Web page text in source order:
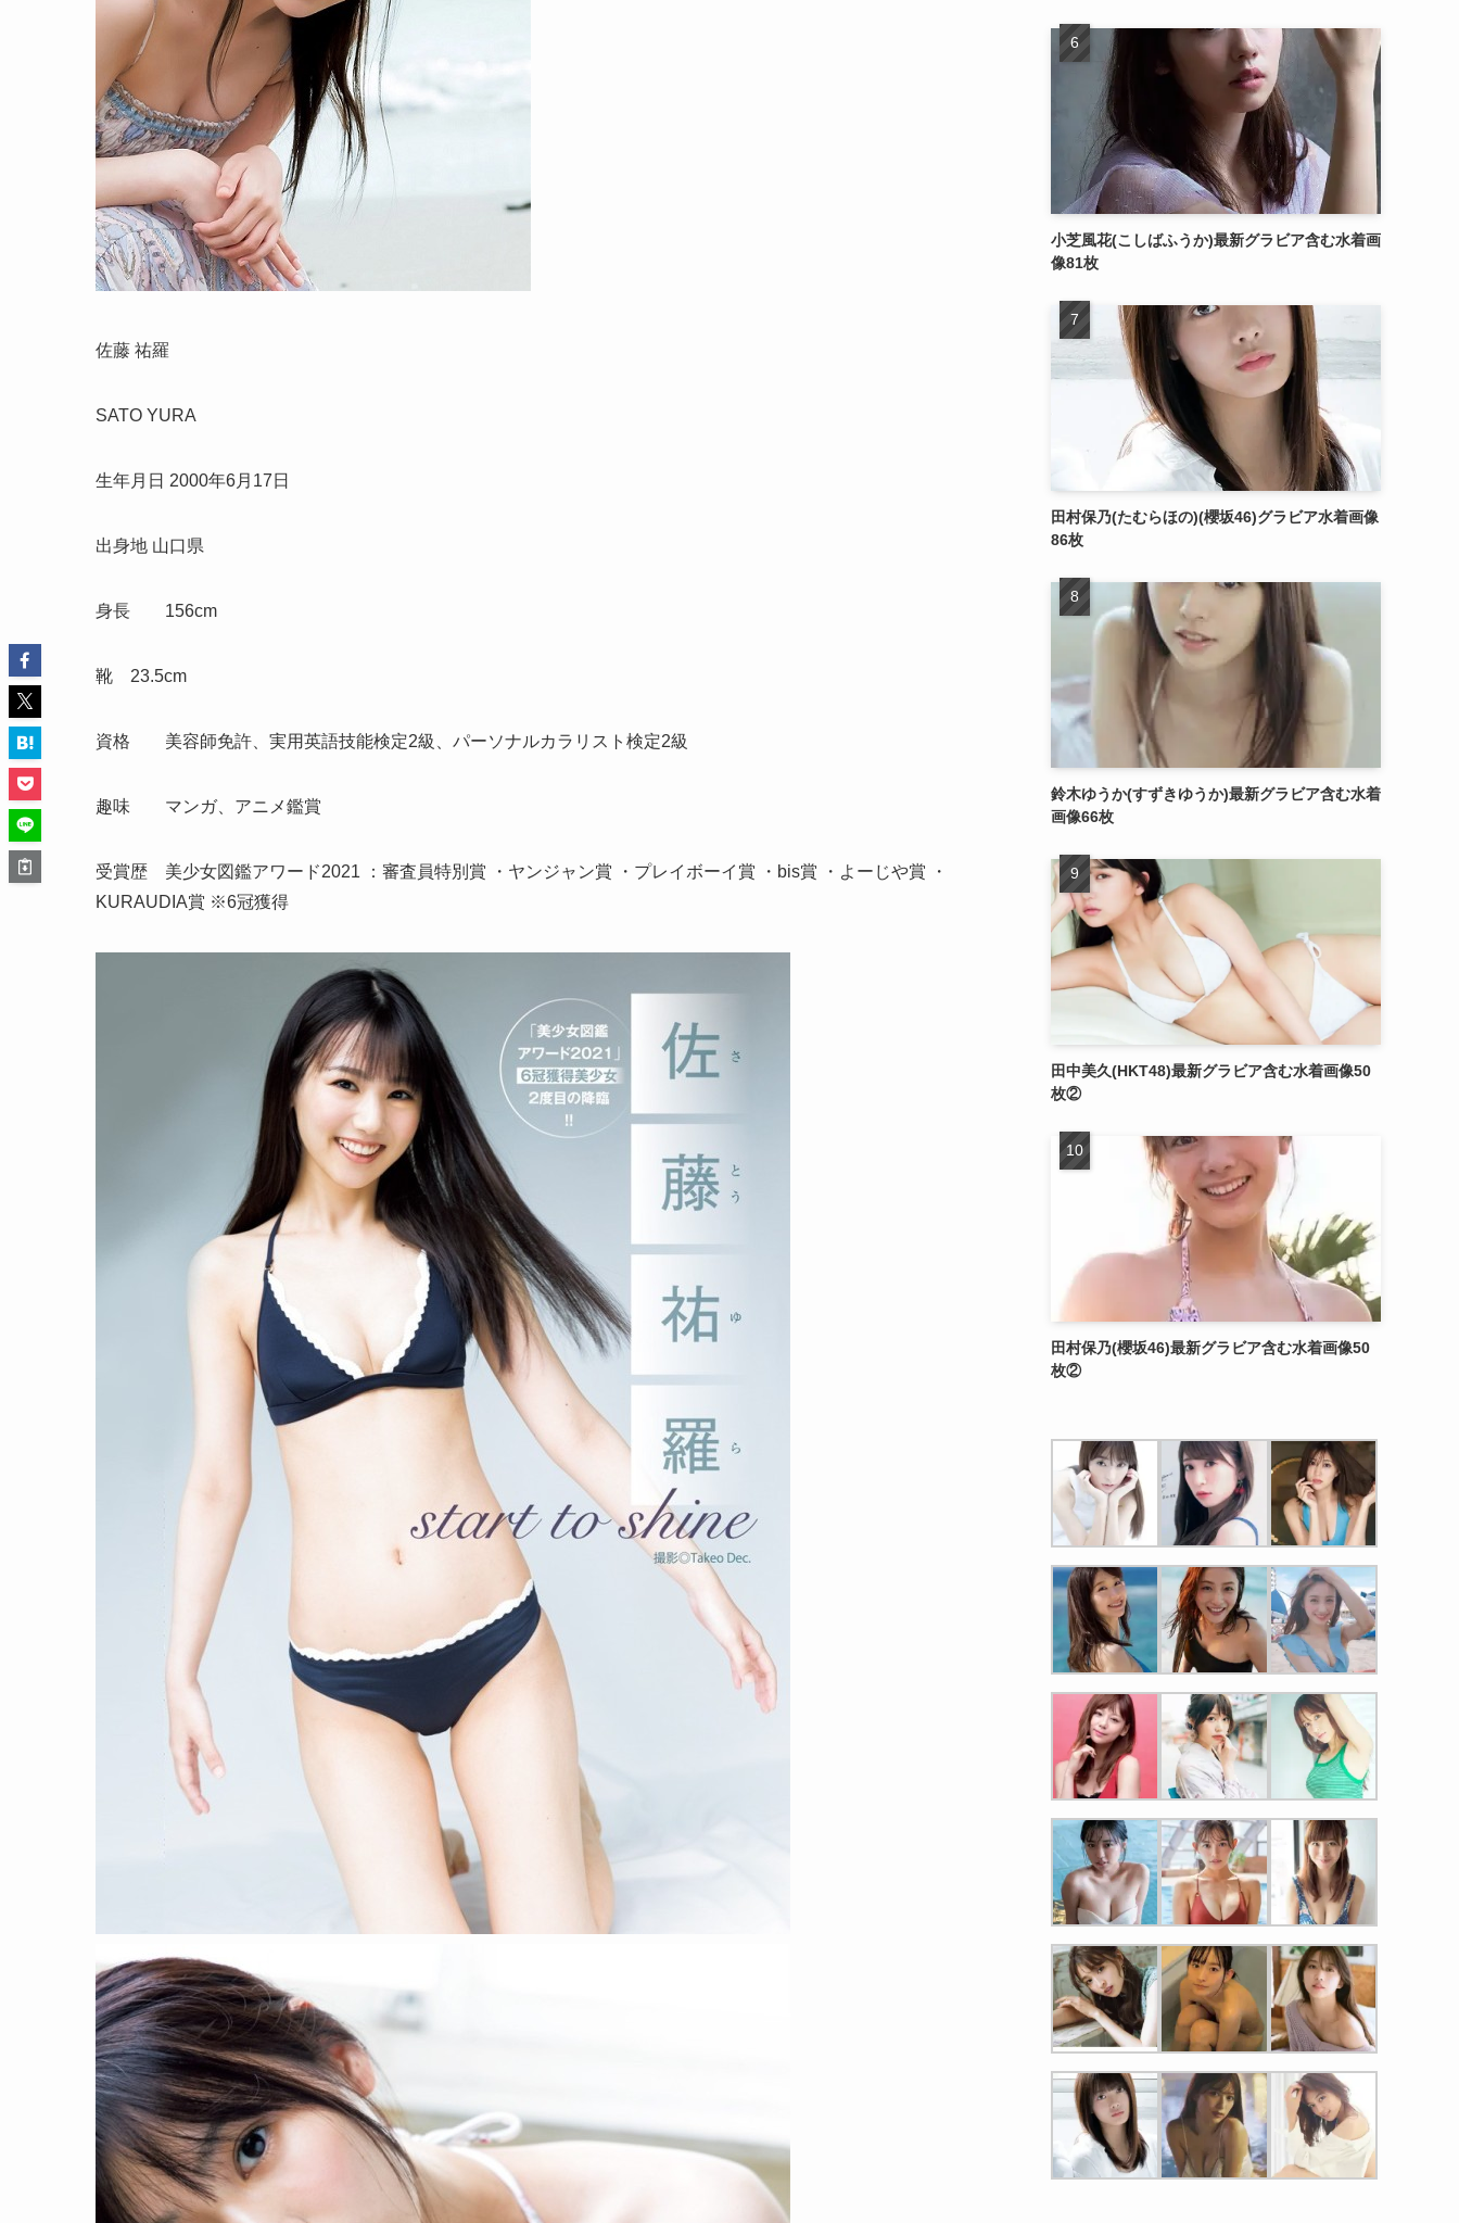
佐藤 祐羅
SATO YURA
生年月日 2000年6月17日
出身地 山口県
身長 156cm
靴 23.5cm
資格 美容師免許、実用英語技能検定2級、パーソナルカラリスト検定2級
趣味 マンガ、アニメ鑑賞
受賞歴
美少女図鑑アワード2021 ：審査員特別賞 ・ヤンジャン賞 ・プレイボーイ賞 ・bis賞 ・よーじや賞 ・
KURAUDIA賞 ※6冠獲得
小芝風花(こしばふうか)最新グラビア含む水着画
像81枚
田村保乃(たむらほの)(櫻坂46)グラビア水着画像
86枚
鈴木ゆうか(すずきゆうか)最新グラビア含む水着
画像66枚
田中美久(HKT48)最新グラビア含む水着画像50
枚②
田村保乃(櫻坂46)最新グラビア含む水着画像50
枚②